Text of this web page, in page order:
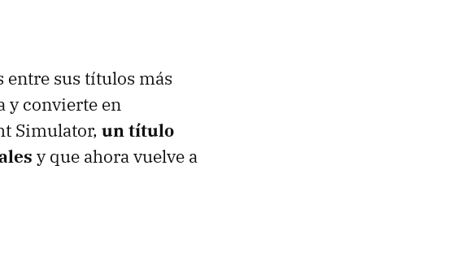
entre sus títulos más
y convierte en
Simulator, un título
y que ahora vuelve a